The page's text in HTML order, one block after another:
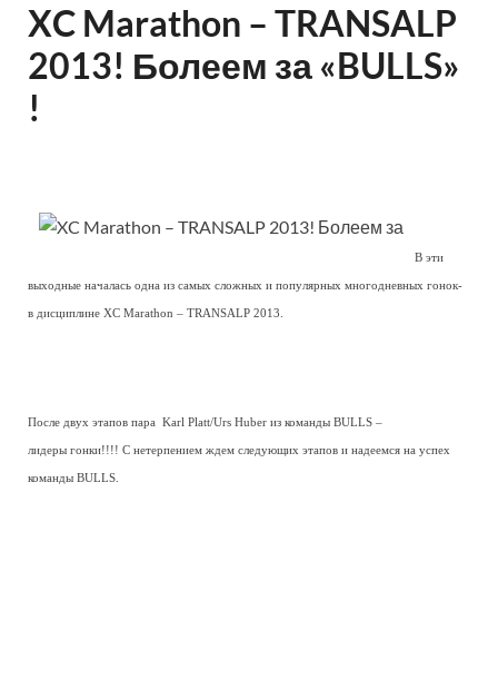
XC Marathon – TRANSALP
2013! Болеем за «BULLS»
!
В эти
выходные началась одна из самых сложных и популярных многодневных гонок-
в дисциплине XC Marathon – TRANSALP 2013.
После двух этапов пара Karl Platt/Urs Huber из команды BULLS –
лидеры гонки!!!! С нетерпением ждем следующих этапов и надеемся на успех
команды BULLS.